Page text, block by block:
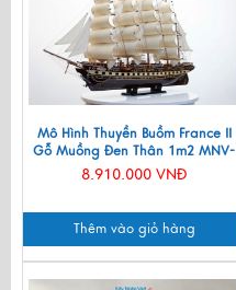
Mô Hình Thuyền Buồm France II
Gỗ Muồng Đen Thân 1m2 MNV-
TB18
8.910.000 VNĐ
Thêm vào giỏ hàng